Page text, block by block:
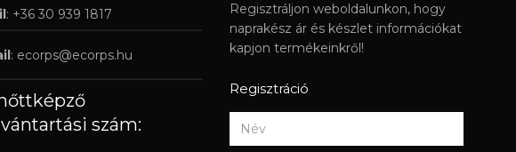
: +36 30 939 1817
: ecorps@ecorps.hu
szám:
Regisztráljon weboldalunkon, hogy
naprakész ár és készlet információkat
kapjon termékeinkről!
Regisztráció